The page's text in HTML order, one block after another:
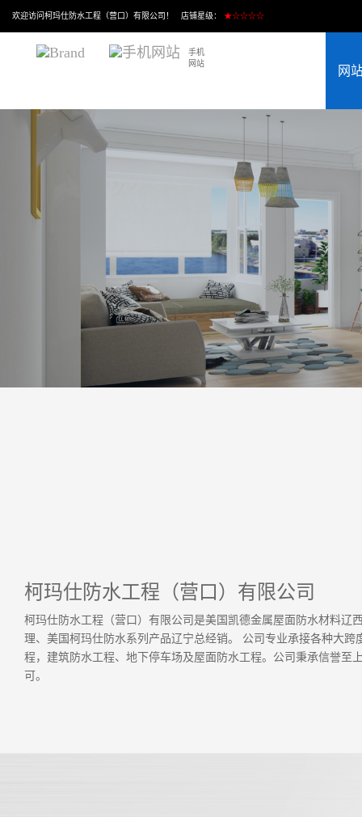
欢迎访问柯玛仕防水工程（营口）有限公司！ 店铺星级： ★☆☆☆☆
手机
网站
网
柯玛仕防水工程（营口）有限公司
柯玛仕防水工程（营口）有限公司是美国凯德金属屋面防水材料辽
理、美国柯玛仕防水系列产品辽宁总经销。 公司专业承接各种大跨
程，建筑防水工程、地下停车场及屋面防水工程。公司秉承信誉至
可。